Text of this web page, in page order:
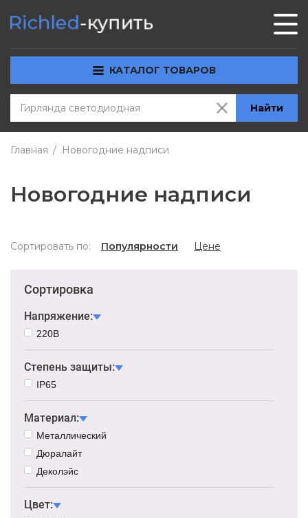
КАТАЛОГ ТОВАРОВ
Найти
Главная Новогодние надписи
Новогодние надписи
Сортировать по: Популярности Цене
Сортировка
Напряжение:
220В
Степень защиты:
IP65
Материал:
Металлический
Дюралайт
Деколэйс
Цвет: